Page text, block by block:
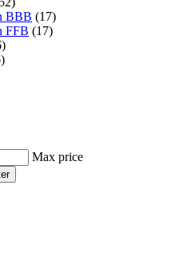
BBB (17)
FFB (17)
Max price